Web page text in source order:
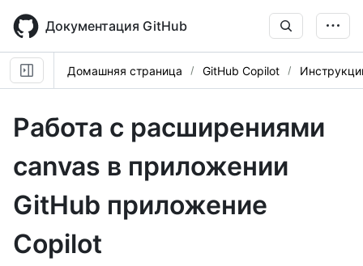
main
content
Документация GitHub
Домашняя страница GitHub Copilot
Работа с расширениями
canvas в приложении
GitHub приложение
Copilot